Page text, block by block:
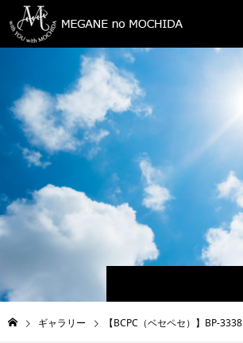
ギャラリー 【BCPC（ベセペセ）】BP-3338